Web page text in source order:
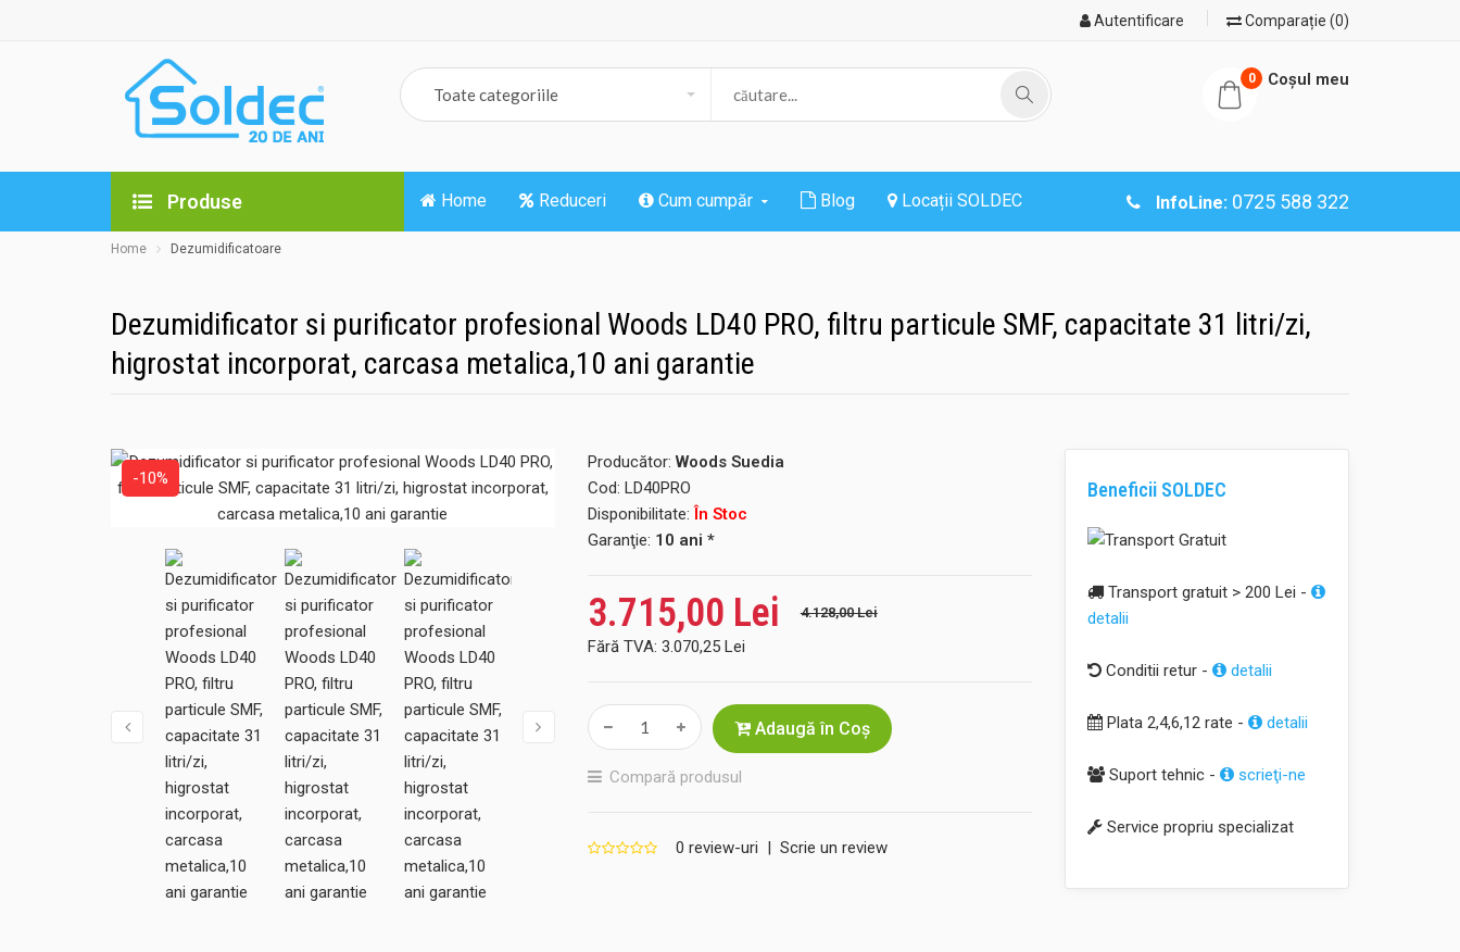
Autentificare Comparație (0)
0 Coşul meu
Produse Home Reduceri Cum cumpăr Blog InfoLine: 0725 588 322
Locații SOLDEC
Home Dezumidificatoare
Dezumidificator si purificator profesional Woods LD40 PRO, filtru particule SMF, capacitate 31 litri/zi,
higrostat incorporat, carcasa metalica,10 ani garantie
-10%
Producător: Woods Suedia
Cod: LD40PRO
Disponibilitate: În Stoc
Garanţie: 10 ani *
3.715,00 Lei 4.128,00 Lei
Fără TVA: 3.070,25 Lei
Adaugă în Coş
Compară produsul
0 review-uri | Scrie un review
Beneficii SOLDEC
Transport gratuit > 200 Lei -
detalii
Conditii retur - detalii
Plata 2,4,6,12 rate - detalii
Suport tehnic - scrieţi-ne
Service propriu specializat